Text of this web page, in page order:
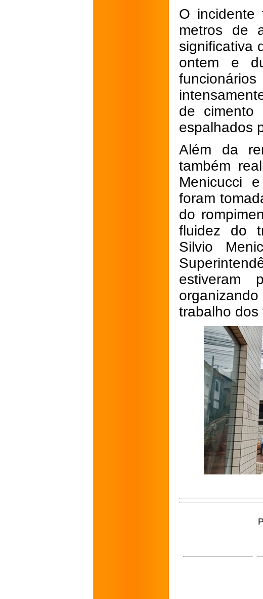
O
metros de
significativa
ontem e
de cimento
espalhados
Além da
também
Menicucci
foram
do
fluidez do
Silvio
estiveram
trabalho dos